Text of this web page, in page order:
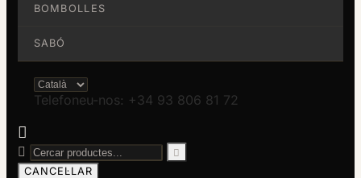
BOMBOLLES
SABÓ
Telefoneu-nos: +34 93 806 81 72



CANCEL·LAR